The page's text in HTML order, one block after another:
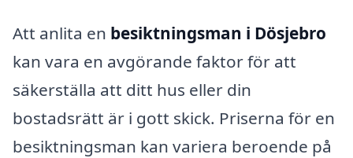
Att anlita en besiktningsman i Dösjebro
kan vara en avgörande faktor för att
säkerställa att ditt hus eller din
bostadsrätt är i gott skick. Priserna för en
besiktningsman kan variera beroende på